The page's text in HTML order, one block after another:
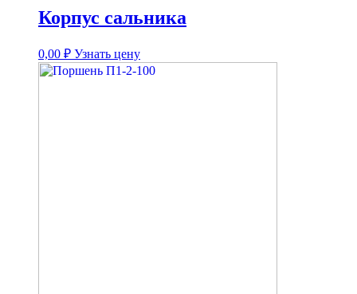
Корпус сальника
0,00 ₽ Узнать цену